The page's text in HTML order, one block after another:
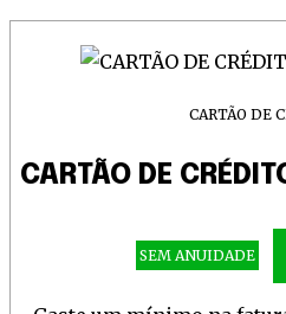
CARTÃO DE
CARTÃO DE
SEM ANUIDADE